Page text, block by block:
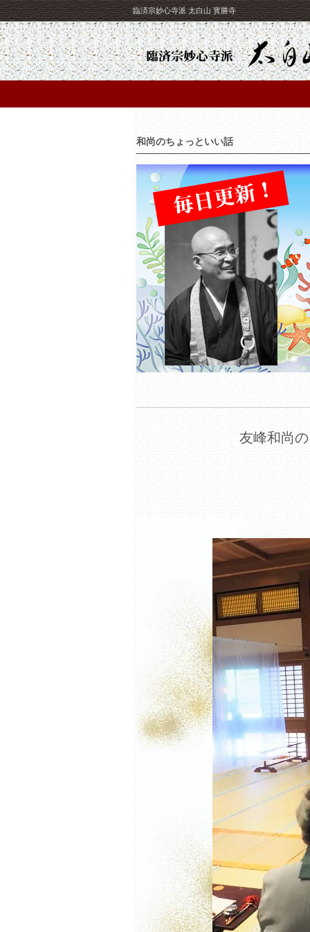
臨済宗妙心寺派 太白山 寳勝寺
和尚のちょっといい話
友峰和尚